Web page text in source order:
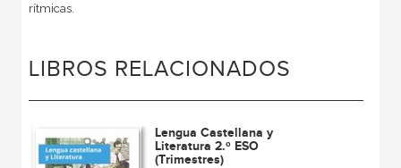
rítmicas.
LIBROS RELACIONADOS
Lengua Castellana y
Literatura 2.º ESO
(Trimestres)